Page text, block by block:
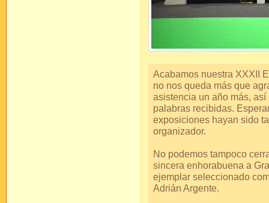
Acabamos nuestra XXXII
no nos queda más que
asistencia un año más,
palabras recibidas.
exposiciones hayan sido
organizador.
No podemos tampoco
sincera enhorabuena a
ejemplar seleccionado
Adrián Argente.